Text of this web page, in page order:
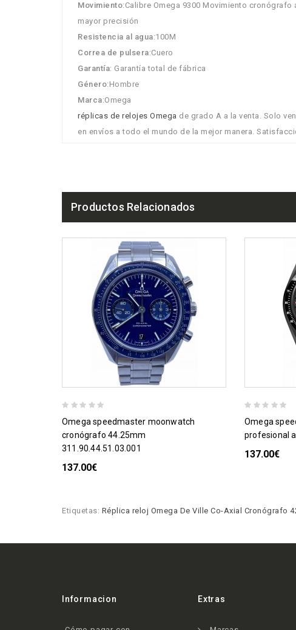
Movimiento:Calibre Omega 9300 Movimiento
mayor precisión
Resistencia al agua:100M
Correa de pulsera:Cuero
Garantía: Garantía total de fábrica
Género:Hombre
Marca:Omega
réplicas de relojes Omega de grado A a la venta. Solo
en envíos a todo el mundo de la mejor manera.
Productos Relacionados
omega speedmaster moonwatch
cronógrafo 44.25mm
311.90.44.51.03.001
137.00€
omega speedmaster moonwatch equipo
profesional
137.00€
Etiquetas: Réplica reloj Omega De Ville Co-Axial Cronógrafo
Informacion Extras